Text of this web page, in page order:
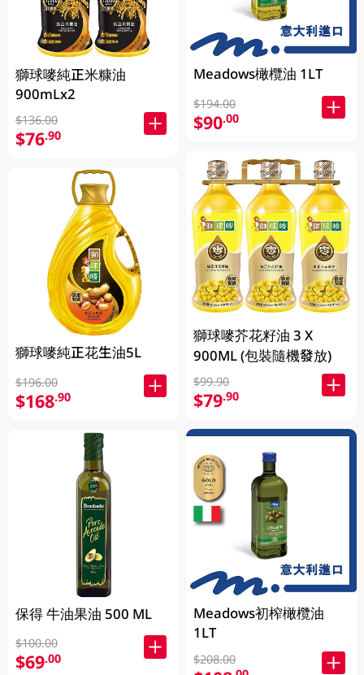
獅球嘜純正米糠油
900mLx2
$136.00
$76.90
獅球嘜純正花生油5L
$196.00
$168.90
保得 牛油果油 500 ML
$100.00
$69.00
Meadows橄欖油 1LT
$194.00
$90.00
獅球嘜芥花籽油 3 X
900ML (包裝隨機發放)
$99.90
$79.90
Meadows初榨橄欖油
1LT
$208.00